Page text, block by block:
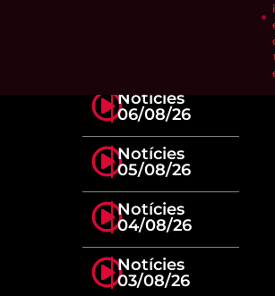
Notícies
06/08/26
Notícies
05/08/26
Notícies
04/08/26
Notícies
03/08/26